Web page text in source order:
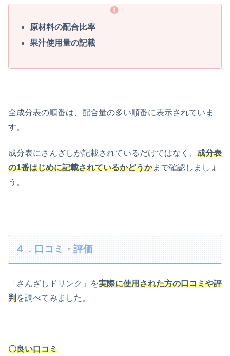
原材料の配合比率
果汁使用量の記載
全成分表の順番は、配合量の多い順番に表示されていま
す。
成分表にさんざしが記載されているだけではなく、 成分表
の1番はじめに記載されているかどうかまで確認しましょ
う。
４．口コミ・評価
「さんざしドリンク」を実際に使用された方の口コミや評
判を調べてみました。
〇良い口コミ